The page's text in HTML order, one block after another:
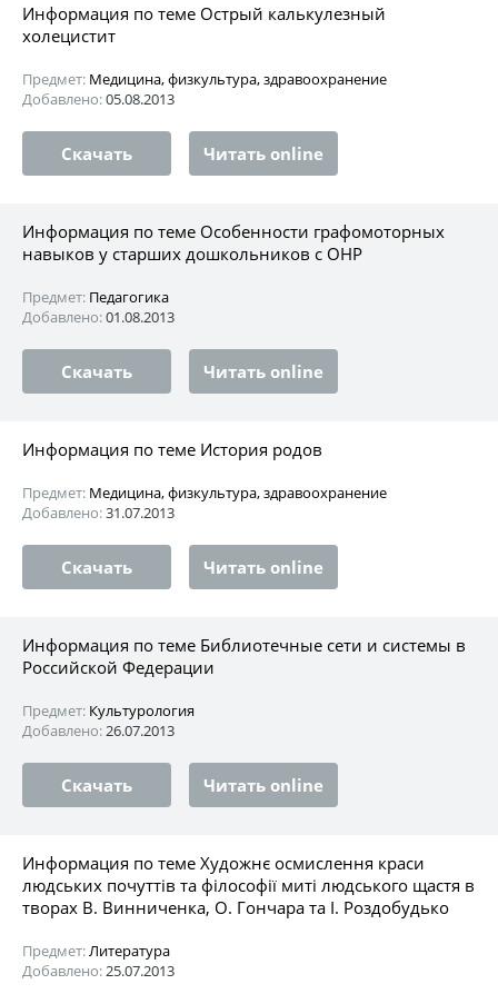
Информация по теме Острый калькулезный
холецистит
Предмет: Медицина, физкультура, здравоохранение
Добавлено:05.08.2013
Скачать Читать online
Информация по теме Особенности графомоторных
навыков у старших дошкольников с ОНР
Предмет: Педагогика
Добавлено:01.08.2013
Скачать Читать online
Информация по теме История родов
Предмет: Медицина, физкультура, здравоохранение
Добавлено:31.07.2013
Скачать Читать online
Информация по теме Библиотечные сети и системы в
Российской Федерации
Предмет: Культурология
Добавлено:26.07.2013
Скачать Читать online
Информация по теме Художнє осмислення краси
людських почуттів та філософії миті людського щастя в
творах В. Винниченка, О. Гончара та І. Роздобудько
Предмет:Литература
Добавлено:25.07.2013